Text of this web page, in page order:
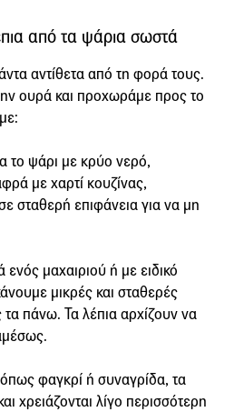
από τα ψάρια σωστά
αντίθετα από τη φορά τους.
ουρά και προχωράμε προς το
το ψάρι με κρύο νερό,
με χαρτί κουζίνας,
σταθερή επιφάνεια για να μη
μαχαιριού ή με ειδικό
μικρές και σταθερές
πάνω. Τα λέπια αρχίζουν να
φαγκρί ή συναγρίδα, τα
χρειάζονται λίγο περισσότερη